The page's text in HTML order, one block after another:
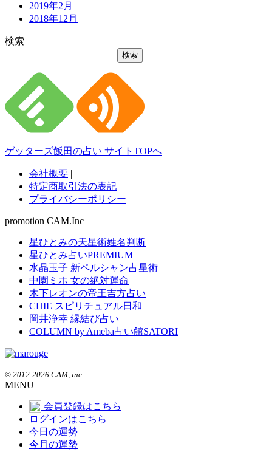
2019年2月
2018年12月
検索
検索
ゲッターズ飯田の占い サイトTOPへ
会社概要 |
特定商取引法の表記 |
プライバシーポリシー
promotion CAM.Inc
星ひとみの天星術姓名判断
星ひとみ占いPREMIUM
水晶玉子 新ペルシャン占星術
中園ミホ 女の絶対運命
木下レオンの帝王吉方占い
CHIE スピリチュアル日和
岡井浄幸 縁結び占い
COLUMN by Ameba占い館SATORI
© 2012-2026 CAM, inc.
MENU
会員登録はこちら
ログインはこちら
今日の運勢
今月の運勢